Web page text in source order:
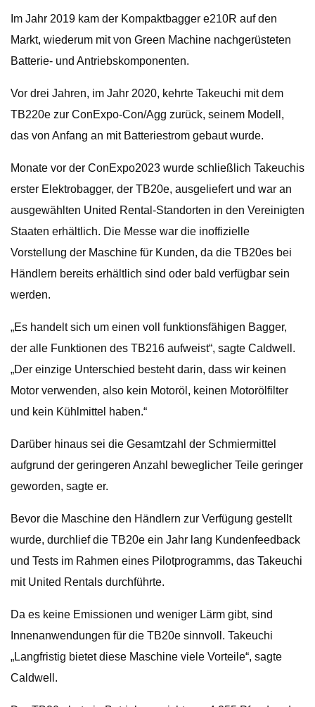
Im Jahr 2019 kam der Kompaktbagger e210R auf den
Markt, wiederum mit von Green Machine nachgerüsteten
Batterie- und Antriebskomponenten.
Vor drei Jahren, im Jahr 2020, kehrte Takeuchi mit dem
TB220e zur ConExpo-Con/Agg zurück, seinem Modell,
das von Anfang an mit Batteriestrom gebaut wurde.
Monate vor der ConExpo2023 wurde schließlich Takeuchis
erster Elektrobagger, der TB20e, ausgeliefert und war an
ausgewählten United Rental-Standorten in den Vereinigten
Staaten erhältlich. Die Messe war die inoffizielle
Vorstellung der Maschine für Kunden, da die TB20es bei
Händlern bereits erhältlich sind oder bald verfügbar sein
werden.
„Es handelt sich um einen voll funktionsfähigen Bagger,
der alle Funktionen des TB216 aufweist“, sagte Caldwell.
„Der einzige Unterschied besteht darin, dass wir keinen
Motor verwenden, also kein Motoröl, keinen Motorölfilter
und kein Kühlmittel haben.“
Darüber hinaus sei die Gesamtzahl der Schmiermittel
aufgrund der geringeren Anzahl beweglicher Teile geringer
geworden, sagte er.
Bevor die Maschine den Händlern zur Verfügung gestellt
wurde, durchlief die TB20e ein Jahr lang Kundenfeedback
und Tests im Rahmen eines Pilotprogramms, das Takeuchi
mit United Rentals durchführte.
Da es keine Emissionen und weniger Lärm gibt, sind
Innenanwendungen für die TB20e sinnvoll. Takeuchi
„Langfristig bietet diese Maschine viele Vorteile“, sagte
Caldwell.